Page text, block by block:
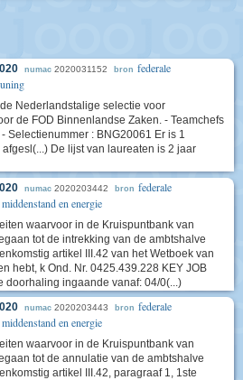
numac 2020031152 bron federale
Nederlandstalige selectie voor
de FOD Binnenlandse Zaken. - Teamchefs
Selectienummer : BNG20061 Er is 1
De lijst van laureaten is 2 jaar
numac 2020203442 bron federale
en energie
waarvoor in de Kruispuntbank van
tot de intrekking van de ambtshalve
artikel III.42 van het Wetboek van
hebt, k Ond. Nr. 0425.439.228 KEY JOB
doorhaling ingaande vanaf: 04/0(...)
numac 2020203443 bron federale
en energie
waarvoor in de Kruispuntbank van
tot de annulatie van de ambtshalve
artikel III.42, paragraaf 1, 1ste